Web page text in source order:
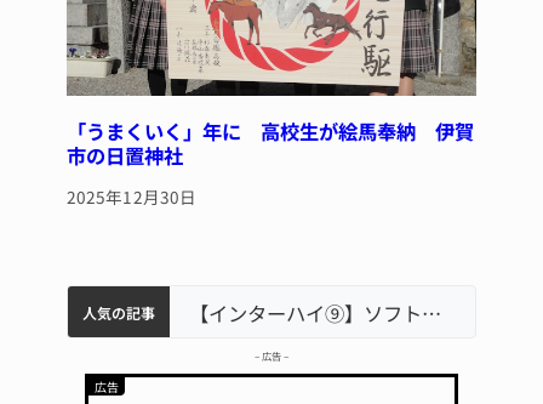
「うまくいく」年に 高校生が絵馬奉納 伊賀
市の日置神社
2025年12月30日
人気の記事
軽乗用車が田んぼに転落 運転の70歳女性死亡 伊賀市で
中学校の陶壁モニュメント 地元建設会社がボランティアで清掃 伊賀名張市立病院のDMAT、熊本地震の被災地へ 能登以来3回目の派遣 【インターハイ⑨】ソフトテニス ミス減らし上位狙う 近大高専
– 広告 –